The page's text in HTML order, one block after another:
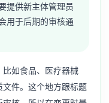
提供新主体管理员
用于后期的审核通
如食品、医疗器械
件。这个地方跟标题